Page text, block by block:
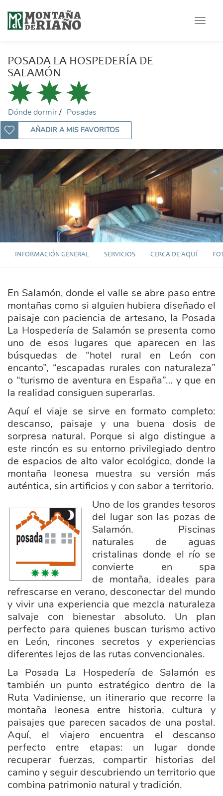
Toggle
POSADA LA HOSPEDERÍA DE
SALAMÓN
Dónde dormir Posadas
AÑADIR A MIS FAVORITOS
INFORMACIÓN GENERAL SERVICIOS CERCA DE AQUÍ
En Salamón, donde el valle se abre paso entre
montañas como si alguien hubiera diseñado el
paisaje con paciencia de artesano, la Posada
La Hospedería de Salamón se presenta como
uno de esos lugares que aparecen en las
búsquedas de “hotel rural en León con
encanto”, “escapadas rurales con naturaleza”
o “turismo de aventura en España”… y que en
la realidad consiguen superarlas.
Aquí el viaje se sirve en formato completo:
descanso, paisaje y una buena dosis de
sorpresa natural. Porque si algo distingue a
este rincón es su entorno privilegiado dentro
de espacios de alto valor ecológico, donde la
montaña leonesa muestra su versión más
auténtica, sin artificios y con sabor a territorio.
posada_3_e.jpg
Uno de los grandes tesoros
del lugar son las pozas de
Salamón. Piscinas
naturales de aguas
cristalinas donde el río se
convierte en spa
de montaña, ideales para
refrescarse en verano, desconectar del mundo
y vivir una experiencia que mezcla naturaleza
salvaje con bienestar absoluto. Un plan
perfecto para quienes buscan turismo activo
en León, rincones secretos y experiencias
diferentes lejos de las rutas convencionales.
La Posada La Hospedería de Salamón es
también un punto estratégico dentro de la
Ruta Vadiniense, un itinerario que recorre la
montaña leonesa entre historia, cultura y
paisajes que parecen sacados de una postal.
Aquí, el viajero encuentra el descanso
perfecto entre etapas: un lugar donde
recuperar fuerzas, compartir historias del
camino y seguir descubriendo un territorio que
combina patrimonio natural y tradición.